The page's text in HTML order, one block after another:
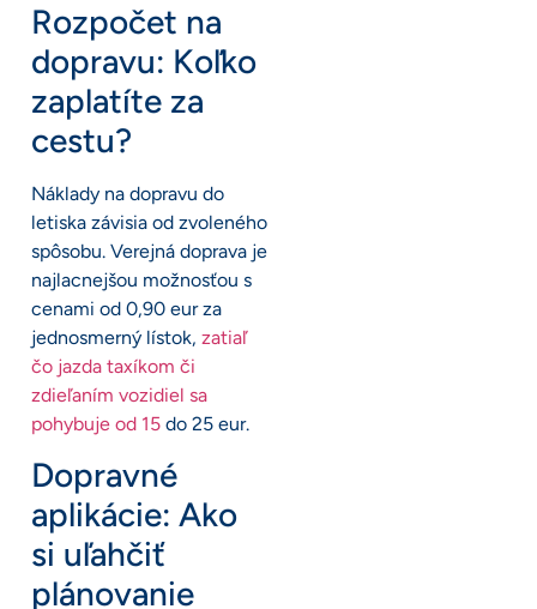
Rozpočet na
dopravu: Koľko
zaplatíte za
cestu?
Náklady na dopravu do
letiska závisia od zvoleného
spôsobu. Verejná doprava je
najlacnejšou možnosťou s
cenami od 0,90 eur za
jednosmerný lístok, zatiaľ
čo jazda taxíkom či
zdieľaním vozidiel sa
pohybuje od 15 do 25 eur.
Dopravné
aplikácie: Ako
si uľahčiť
plánovanie